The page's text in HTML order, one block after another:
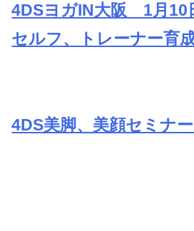
4DSヨガIN大阪 1月
セルフ、トレーナー育
4DS美脚、美顔セミナ